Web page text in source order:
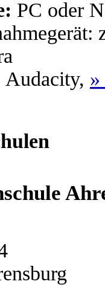
PC oder
Audacity,